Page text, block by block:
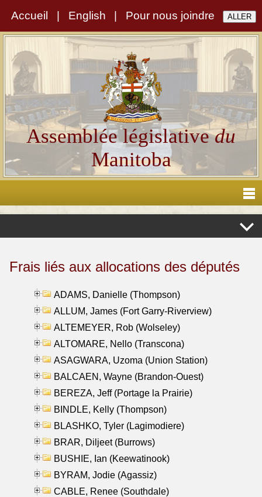
Accueil English Pour nous joindre
Assemblée législativedu
Manitoba
Frais liés aux allocations des députés
ADAMS, Danielle (Thompson)
ALLUM, James (Fort Garry-Riverview)
ALTEMEYER, Rob (Wolseley)
ALTOMARE, Nello (Transcona)
ASAGWARA, Uzoma (Union Station)
BALCAEN, Wayne (Brandon-Ouest)
BEREZA, Jeff (Portage la Prairie)
BINDLE, Kelly (Thompson)
BLASHKO, Tyler (Lagimodiere)
BRAR, Diljeet (Burrows)
BUSHIE, Ian (Keewatinook)
BYRAM, Jodie (Agassiz)
CABLE, Renee (Southdale)